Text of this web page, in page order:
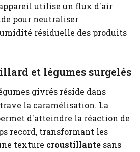
utilise un flux d'air
pour neutraliser
résiduelle des produits
et légumes surgelés
givrés réside dans
la caramélisation. La
d'atteindre la réaction de
record, transformant les
texture croustillante sans